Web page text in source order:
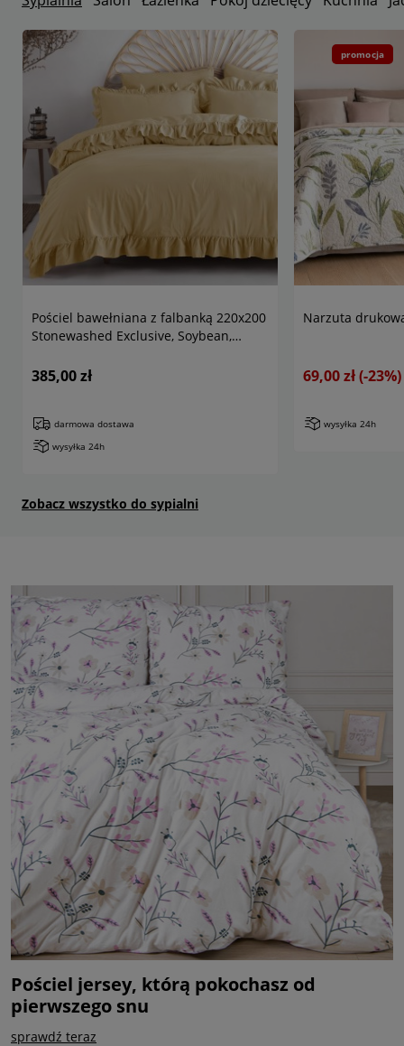
Pościel bawełniana z falbanką 220x200
Stonewashed Exclusive, Soybean,
385,00 zł
darmowa dostawa
wysyłka 24h
Narzuta
69,00 zł(-23%)
promocja
wysyłka 24h
Zobacz wszystko do sypialni
Pościel jersey, którą pokochasz od
pierwszego snu
sprawdź teraz